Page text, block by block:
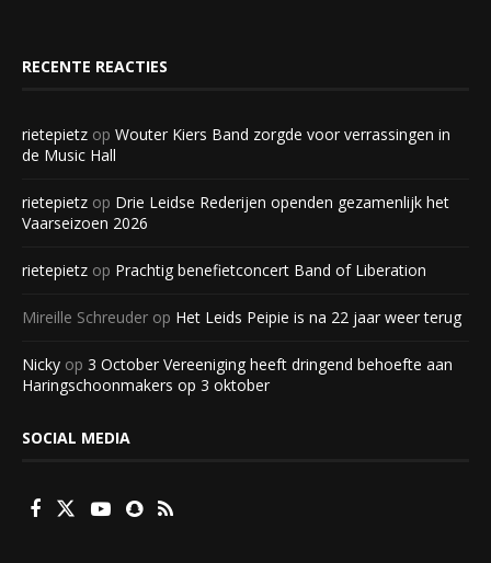
RECENTE REACTIES
rietepietz op Wouter Kiers Band zorgde voor verrassingen in
de Music Hall
rietepietz op Drie Leidse Rederijen openden gezamenlijk het
Vaarseizoen 2026
rietepietz op Prachtig benefietconcert Band of Liberation
Mireille Schreuder op Het Leids Peipie is na 22 jaar weer terug
Nicky op 3 October Vereeniging heeft dringend behoefte aan
Haringschoonmakers op 3 oktober
SOCIAL MEDIA